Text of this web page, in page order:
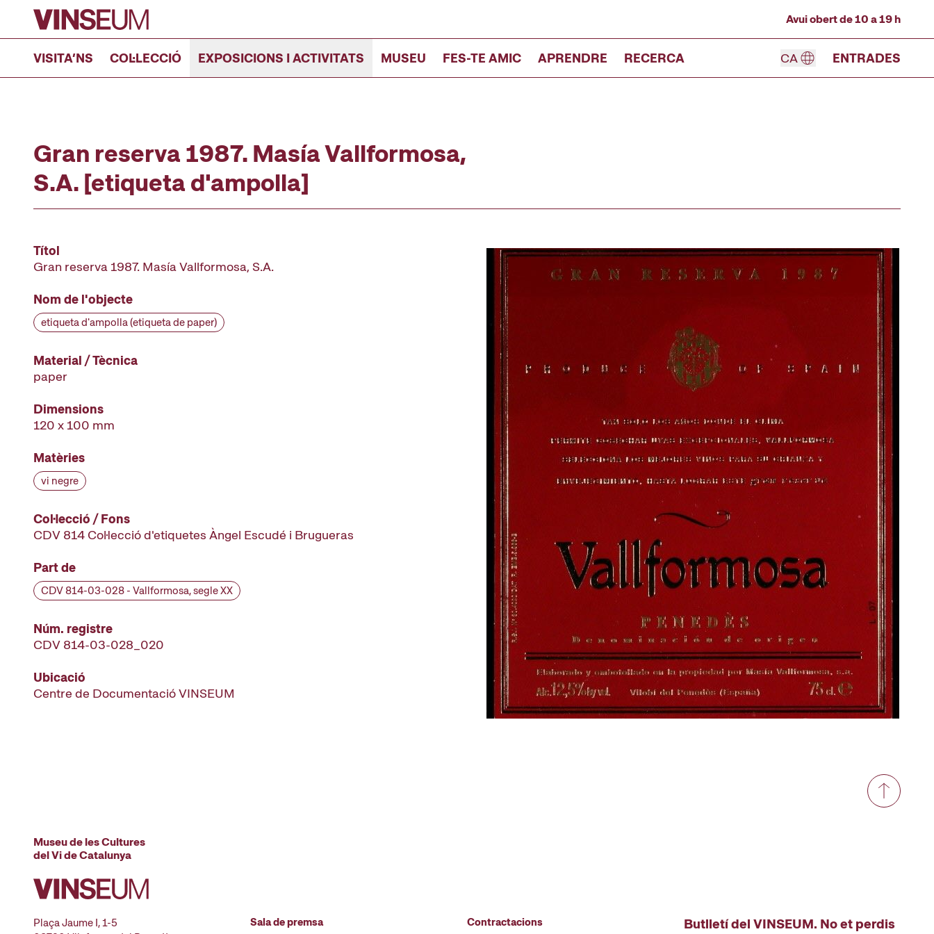
Anar al contingut
Avui obert de 10 a 19 h
VISITA’NS COL·LECCIÓ EXPOSICIONS I ACTIVITATS MUSEU FES-TE AMIC APRENDRE RECERCA CA ENTRADES
Gran reserva 1987. Masía Vallformosa,
S.A. [etiqueta d'ampolla]
Títol
Gran reserva 1987. Masía Vallformosa, S.A.
Nom de l'objecte
etiqueta d'ampolla (etiqueta de paper)
Material / Tècnica
paper
Dimensions
120 x 100 mm
Matèries
vi negre
Col·lecció / Fons
CDV 814 Col·lecció d'etiquetes Àngel Escudé i Brugueras
Part de
CDV 814-03-028 - Vallformosa, segle XX
Núm. registre
CDV 814-03-028_020
Ubicació
Centre de Documentació VINSEUM
Museu de les Cultures
del Vi de Catalunya
Plaça Jaume I, 1-5
Sala de premsa
Contractacions
Butlletí del VINSEUM. No et perdis